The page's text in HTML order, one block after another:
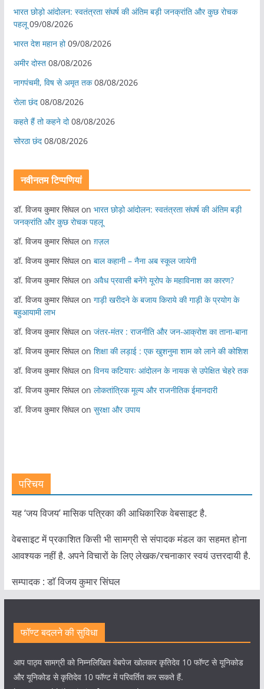
भारत छोड़ो आंदोलन: स्वतंत्रता संघर्ष की अंतिम बड़ी जनक्रांति और कुछ रोचक
पहलू 09/08/2026
भारत देश महान हो 09/08/2026
अमीर दोस्त 08/08/2026
नागपंचमी, ​विष से अमृत तक 08/08/2026
रोला छंद 08/08/2026
कहते हैं तो कहने दो 08/08/2026
सोरठा छंद 08/08/2026
नवीनतम टिप्पणियां
डॉ. विजय कुमार सिंघलon भारत छोड़ो आंदोलन: स्वतंत्रता संघर्ष की अंतिम बड़ी
जनक्रांति और कुछ रोचक पहलू
डॉ. विजय कुमार सिंघलon ग़ज़ल
डॉ. विजय कुमार सिंघलon बाल कहानी – नैना अब स्कूल जायेगी
डॉ. विजय कुमार सिंघलon अवैध प्रवासी बनेंगे यूरोप के महाविनाश का कारण?
डॉ. विजय कुमार सिंघलon गाड़ी खरीदने के बजाय किराये की गाड़ी के प्रयोग के
बहुआयामी लाभ
डॉ. विजय कुमार सिंघलon जंतर-मंतर : राजनीति और जन-आक्रोश का ताना-बाना
डॉ. विजय कुमार सिंघलon शिक्षा की लड़ाई : एक खुशनुमा शाम को लाने की कोशिश
डॉ. विजय कुमार सिंघलon विनय कटियारः आंदोलन के नायक से उपेक्षित चेहरे तक
डॉ. विजय कुमार सिंघलon लोकतांत्रिक मूल्य और राजनीतिक ईमानदारी
डॉ. विजय कुमार सिंघलon सुरक्षा और उपाय
परिचय
यह ‘जय विजय’ मासिक पत्रिका की आधिकारिक वेबसाइट है.
वेबसाइट में प्रकाशित किसी भी सामग्री से संपादक मंडल का सहमत होना
आवश्यक नहीं है. अपने विचारों के लिए लेखक/रचनाकार स्वयं उत्तरदायी है.
सम्पादक : डाॅ विजय कुमार सिंघल
फॉण्ट बदलने की सुविधा
आप पाठ्य सामग्री को निम्नलिखित वेबपेज खोलकर कृतिदेव 10 फॉण्ट से यूनिकोड
और यूनिकोड से कृतिदेव 10 फॉण्ट में परिवर्तित कर सकते हैं.